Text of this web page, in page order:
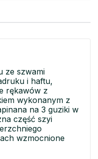
ze szwami
i haftu,
rękawów z
wykonanym z
na 3 guziki w
część szyi
wzmocnione